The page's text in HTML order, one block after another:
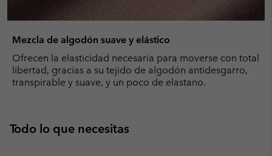
Mezcla de algodón suave y elástico
Ofrecen la elasticidad necesaria para moverse con total
libertad, gracias a su tejido de algodón antidesgarro,
transpirable y suave, y un poco de elastano.
Todo lo que necesitas